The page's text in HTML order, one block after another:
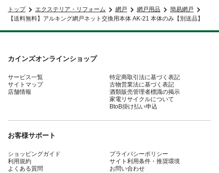
トップ エクステリア・リフォーム 網戸 網戸用品
簡易網戸
【送料無料】アルキング網戸ネット交換用本体 AK-21 本体のみ【別送品】
カインズオンラインショップ
サービス一覧
サイトマップ
店舗情報
特定商取引法に基づく表記
古物営業法に基づく表記
酒類販売管理者標識の掲示
家電リサイクルについて
BtoB掛け払い申込
お客様サポート
ショッピングガイド
利用規約
よくある質問
プライバシーポリシー
サイト利用条件・推奨環境
お問い合わせ